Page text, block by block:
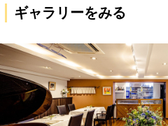
ギャラリーをみる